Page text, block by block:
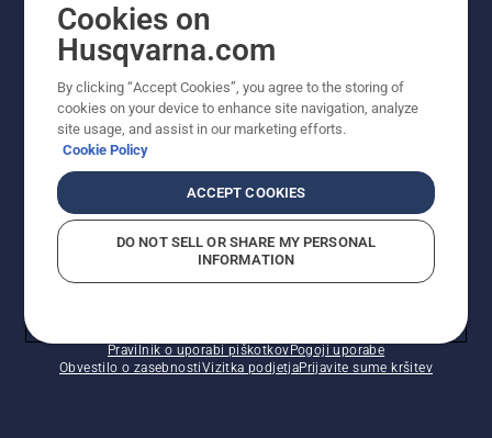
Pravilnik o uporabi piškotkovPogoji uporabe
Obvestilo o zasebnostiVizitka podjetjaPrijavite sume kršitev
Cookies on
Husqvarna.com
By clicking “Accept Cookies”, you agree to the storing of
cookies on your device to enhance site navigation, analyze
site usage, and assist in our marketing efforts.
Cookie Policy
ACCEPT COOKIES
DO NOT SELL OR SHARE MY PERSONAL
INFORMATION